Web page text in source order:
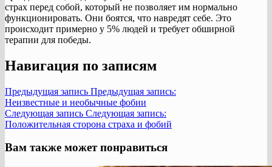
страх перед собой, который не позволяет им нормально
функционировать. Они боятся, что навредят себе. Это
происходит примерно у 5% людей и требует обширной
терапии для победы.
Навигация по записям
Предыдущая запись Предыдущая запись:
Неизвестные и необычные фобии
Следующая запись Следующая запись:
Положительная сторона страха и фобий
Вам также может понравиться